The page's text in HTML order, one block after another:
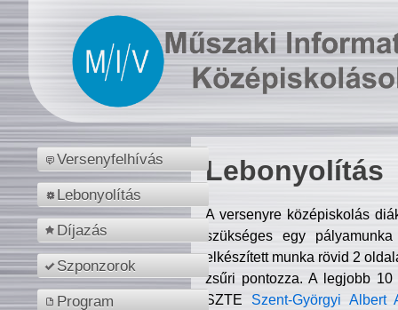
Versenyfelhívás
Lebonyolítás
Díjazás
Szponzorok
Program
Lebonyolítás
A versenyre középiskolás
szükséges egy
elkészített munka rövid 2
zsűri pontozza. A legjobb
SZTE Szent-Györgyi Albert